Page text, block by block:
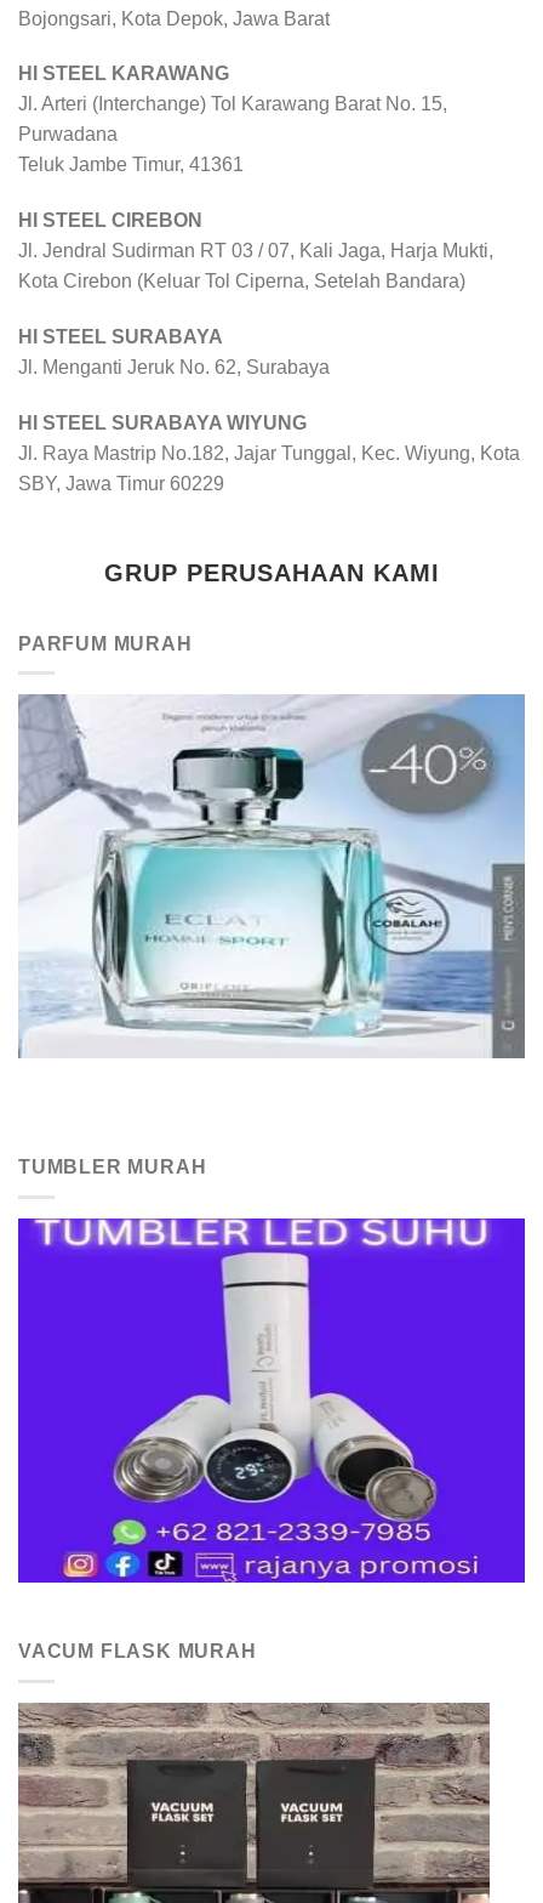
Bojongsari, Kota Depok, Jawa Barat
HI STEEL KARAWANG
Jl. Arteri (Interchange) Tol Karawang Barat No. 15,
Purwadana
Teluk Jambe Timur, 41361
HI STEEL CIREBON
Jl. Jendral Sudirman RT 03 / 07, Kali Jaga, Harja Mukti,
Kota Cirebon (Keluar Tol Ciperna, Setelah Bandara)
HI STEEL SURABAYA
Jl. Menganti Jeruk No. 62, Surabaya
HI STEEL SURABAYA WIYUNG
Jl. Raya Mastrip No.182, Jajar Tunggal, Kec. Wiyung, Kota
SBY, Jawa Timur 60229
GRUP PERUSAHAAN KAMI
PARFUM MURAH
TUMBLER MURAH
VACUM FLASK MURAH